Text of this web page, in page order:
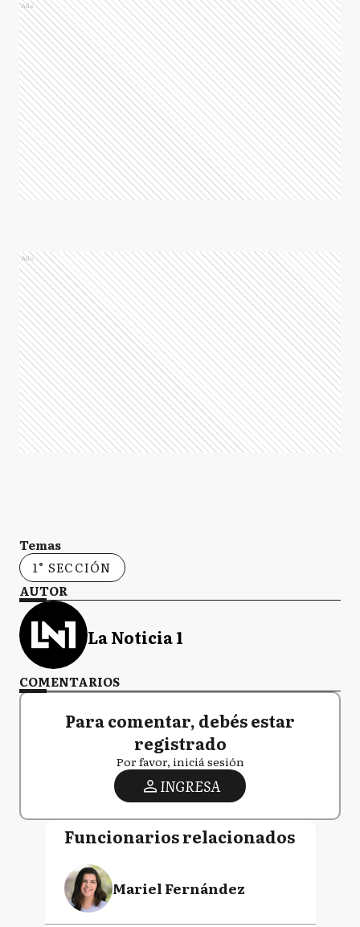
Ads
Ads
Temas
1° SECCIÓN
AUTOR
La Noticia 1
COMENTARIOS
Para comentar, debés estar
registrado
Por favor, iniciá sesión
INGRESA
Funcionarios relacionados
Mariel Fernández